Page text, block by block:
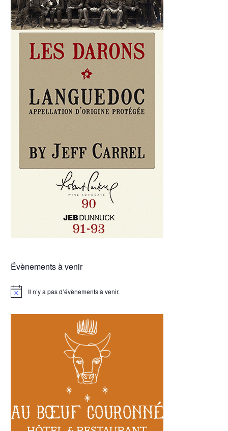
Évènements à venir
Notice Il n’y a pas d’évènements à venir.